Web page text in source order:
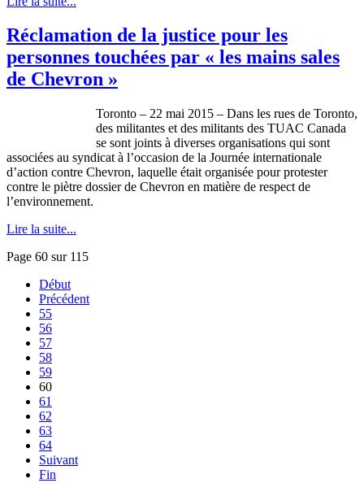
Réclamation de la justice pour les
personnes touchées par « les mains sales
de Chevron »
Toronto – 22 mai 2015 – Dans les rues de Toronto,
des militantes et des militants des TUAC Canada
se sont joints à diverses organisations qui sont
associées au syndicat à l’occasion de la Journée internationale
d’action contre Chevron, laquelle était organisée pour protester
contre le piètre dossier de Chevron en matière de respect de
l’environnement.
Lire la suite...
Page 60 sur 115
Début
Précédent
55
56
57
58
59
60
61
62
63
64
Suivant
Fin